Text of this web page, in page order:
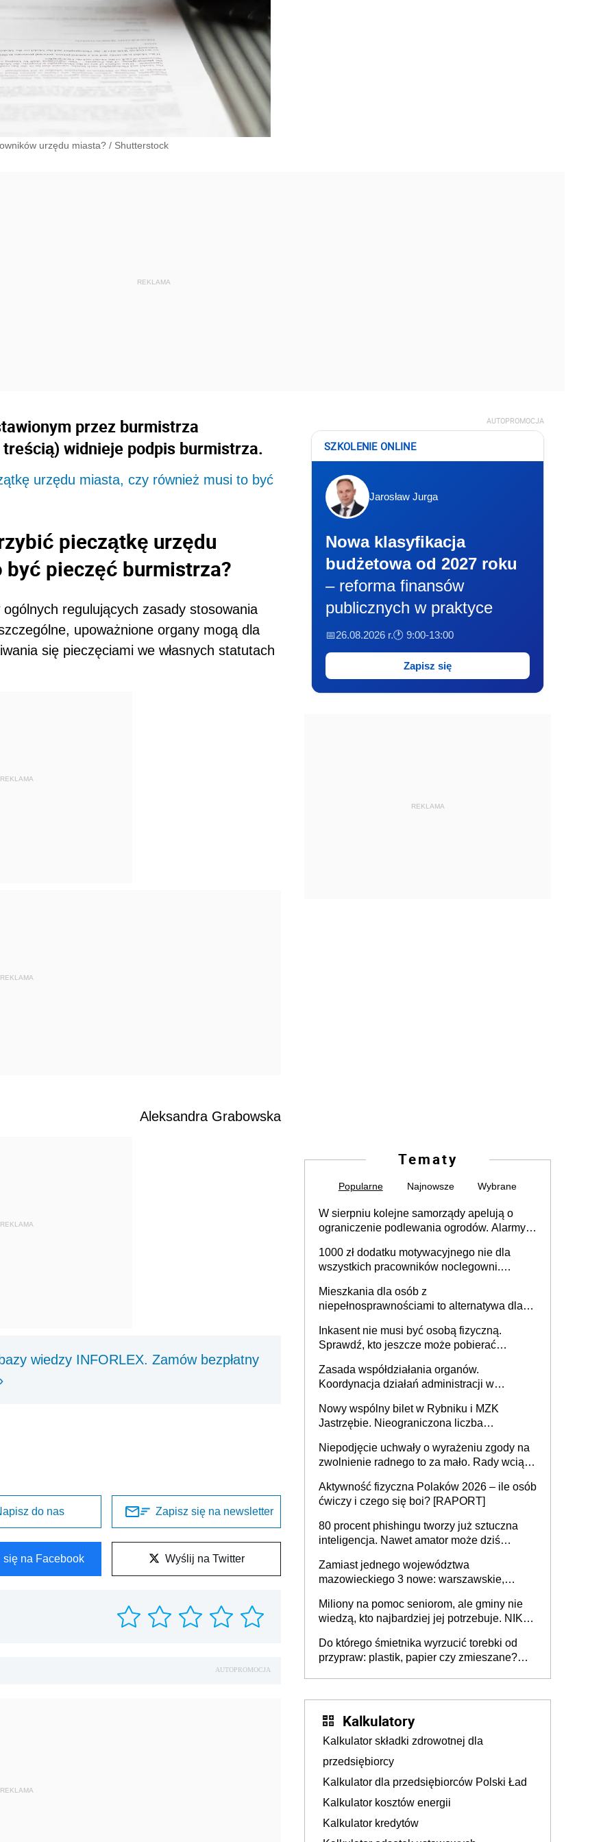
urzędu miasta? / Shutterstock
przez burmistrza
widnieje podpis burmistrza.
urzędu miasta, czy również musi to być
pieczątkę urzędu
pieczęć burmistrza?
regulujących zasady stosowania
upoważnione organy mogą dla
się pieczęciami we własnych statutach
REKLAMA
REKLAMA
Aleksandra Grabowska
REKLAMA
wiedzy INFORLEX. Zamów bezpłatny
do nas Zapisz się na newsletter
się na Facebook Wyślij na Twitter
AUTOPROMOCJA
REKLAMA
AUTOPROMOCJA
SZKOLENIE ONLINE
Jarosław Jurga
Nowa klasyfikacja
budżetowa od 2027 roku
– reforma finansów
publicznych w praktyce
📅26.08.2026 r.🕐 9:00-13:00
Zapisz się
REKLAMA
Tematy
Popularne Najnowsze Wybrane
W sierpniu kolejne samorządy apelują o
ograniczenie podlewania ogrodów. Alarmy w
może objąć cały kraj
1000 zł dodatku motywacyjnego nie dla
wszystkich pracowników noclegowni.
Mieszkania dla osób z
niepełnosprawnościami to alternatywa dla
samodzielnie lub z rodziną
Inkasent nie musi być osobą fizyczną.
Sprawdź, kto jeszcze może pobierać
Zasada współdziałania organów.
Koordynacja działań administracji w
Nowy wspólny bilet w Rybniku i MZK
Jastrzębie. Nieograniczona liczba
Niepodjęcie uchwały o wyrażeniu zgody na
zwolnienie radnego to za mało. Rady wciąż
rozstrzygać sprawy
Aktywność fizyczna Polaków 2026 – ile osób
ćwiczy i czego się boi? [RAPORT]
80 procent phishingu tworzy już sztuczna
inteligencja. Nawet amator może dziś
Zamiast jednego województwa
mazowieckiego 3 nowe: warszawskie,
Europie nie ma tak dużych jednostek
stołecznych
Miliony na pomoc seniorom, ale gminy nie
wiedzą, kto najbardziej jej potrzebuje. NIK
Do którego śmietnika wyrzucić torebki od
przypraw: plastik, papier czy zmieszane?
Kalkulatory
Kalkulator składki zdrowotnej dla
przedsiębiorcy
Kalkulator dla przedsiębiorców Polski Ład
Kalkulator kosztów energii
Kalkulator kredytów